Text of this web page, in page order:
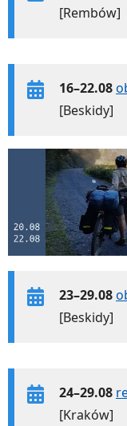
[Rembów]
16–22.08
[Beskidy]
23–29.08
[Beskidy]
24–29.08
[Kraków]